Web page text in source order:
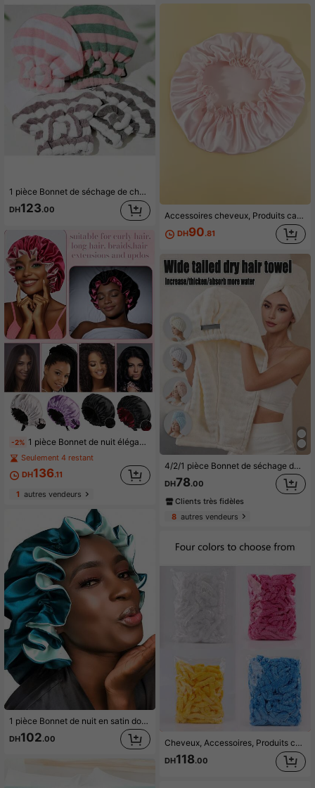
1 pièce Bonnet de séchage de cheveux de princesse avec extrémité papillon, sac super absorbant pour femmes, foulard, bonnet de douche rayé, séchage rapide, serviette de séchage des cheveux épaissie
DH123.00
-2% 1 pièce Bonnet de nuit élégant et à la mode pour femmes, ajustable à double couche en satin, disponible en plusieurs couleurs, bonnet de protection des cheveux anti-frisottis en fausse soie, design à boucle élastique anti-glissement pour les soins capillaires, accessoire de voyage, soins capillaires SPA, disponible en plusieurs couleurs, bonnet de nuit en satin double face, bonnet de soins capillaires élastique à la mode pour femmes, bonnet de bain, durable, doux et agréable pour la peau, cadeau idéal pour la famille et les amis
Seulement 4 restant
DH136.11
1 autres vendeurs
1 pièce Bonnet de nuit en satin double couche pour femmes, bonnet de sommeil, bonnet de perruque
DH102.00
Accessoires cheveux, Produits capillaires, Outils pour cheveux, Articles pour cheveux, Soins capillaires, Brosse pour cheveux bouclés, Barbier, Accessoires de barbier, Équipement de coiffure, Produits de voyage essentiels, Produit de voyage essentiel, Coiffure, Coiffure, Cheveux, Voyage, Produits capillaires, Outils pour cheveux, Articles pour cheveux, Barbier, Accessoires de barbier, Salon de coiffure, Équipement de coiffure
DH90.81
4/2/1 pièce Bonnet de séchage des cheveux en polaire de corail épaissi avec bande élastique, serviette de cheveux grande et super absorbante de couleur unie, serviette de bain pour la maison, essentiel pour le bain à la maison, l'hôtel et l'usage domestique, accessoire de salle de bain essentiel pour les voyages
DH78.00
Clients très fidèles
8autres vendeurs
Cheveux, Accessoires, Produits capillaires, Outils de coiffure, Produits capillaires, Soins capillaires, Brosse pour cheveux bouclés, Coiffeur, Accessoires de coiffeur, Matériel de coiffure, Indispensables de voyage, Coiffure, Coiffure, Cheveux, Voyage, Produits capillaires, Outils de coiffure, Produits capillaires, Coiffeur, Accessoires de coiffeur, Salon de coiffure, Matériel de coiffure
DH118.00